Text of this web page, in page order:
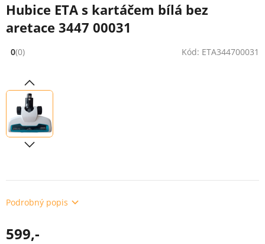
Hubice ETA s kartáčem bílá bez
aretace 3447 00031
Hodnocení: 0 z 5 (0 recenzí)
0(0) Kód: ETA344700031
Podrobný popis
599,-